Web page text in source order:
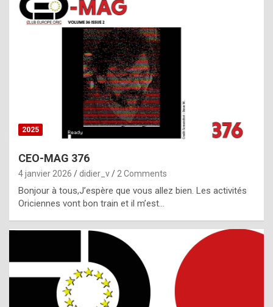
h
i
s
t
o
r
p
e
c
i
l
2025
CEO-MAG 376
4 janvier 2026 didier_v 2 Comments
Bonjour à tous,J’espère que vous allez bien. Les activités
Oriciennes vont bon train et il m’est…